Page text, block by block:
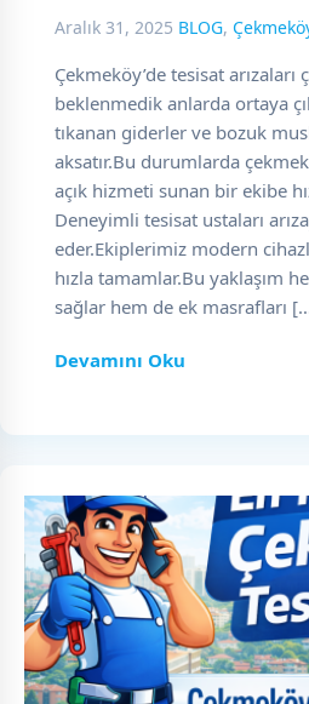
Aralık 31, 2025 BLOG,
Çekmeköy’de tesisat arızaları
beklenmedik anlarda ortaya
tıkanan giderler ve bozuk
aksatır.Bu durumlarda
açık hizmeti sunan bir ekibe
Deneyimli tesisat ustaları
eder.Ekiplerimiz modern
hızla tamamlar.Bu yaklaşım
sağlar hem de ek masrafları
Devamını Oku